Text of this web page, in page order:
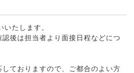
たします。
後は担当者より面接日程などにつ
ておりますので、ご都合のよい方